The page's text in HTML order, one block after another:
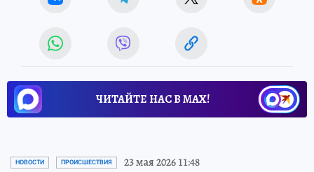
ЧИТАЙТЕ НАС В МАХ!
НОВОСТИ ПРОИСШЕСТВИЯ 23 мая 2026 11:48